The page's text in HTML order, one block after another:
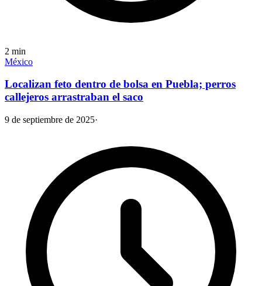
2 min
México
Localizan feto dentro de bolsa en Puebla; perros
callejeros arrastraban el saco
9 de septiembre de 2025·